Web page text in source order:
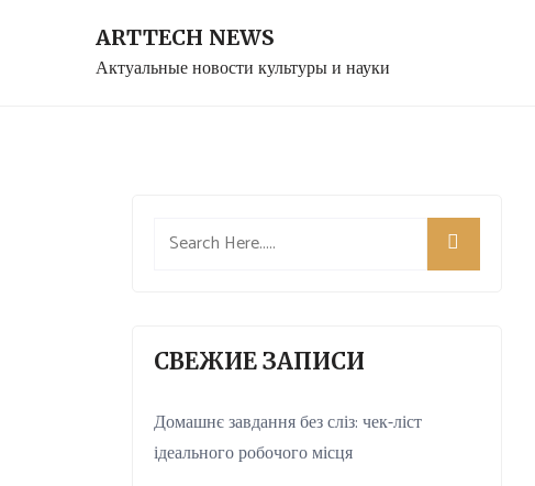
ARTTECH NEWS
Актуальные новости культуры и науки
СВЕЖИЕ ЗАПИСИ
Домашнє завдання без сліз: чек-ліст
ідеального робочого місця